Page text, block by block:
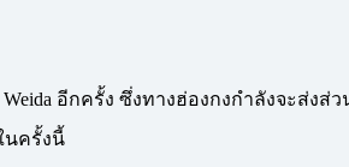
อีกครั้ง ซึ่งทางฮ่องกงกำลังจะส่ง
นครั้งนี้